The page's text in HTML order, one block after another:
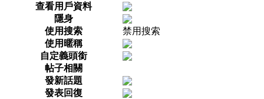
查看用戶資料
隱身
使用搜索
禁用搜索
使用暱稱
自定義頭銜
帖子相關
發新話題
發表回復